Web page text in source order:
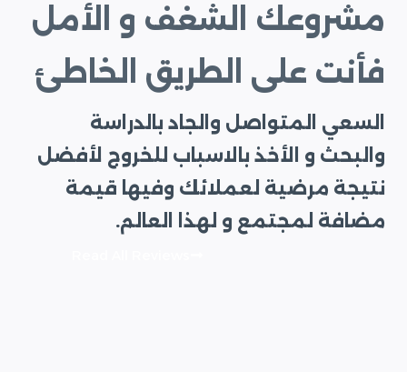
مشروعك الشغف و الأمل
فأنت على الطريق الخاطئ
السعي المتواصل والجاد بالدراسة
والبحث و الأخذ بالاسباب للخروج لأفضل
نتيجة مرضية لعملائك وفيها قيمة
مضافة لمجتمع و لهذا العالم.